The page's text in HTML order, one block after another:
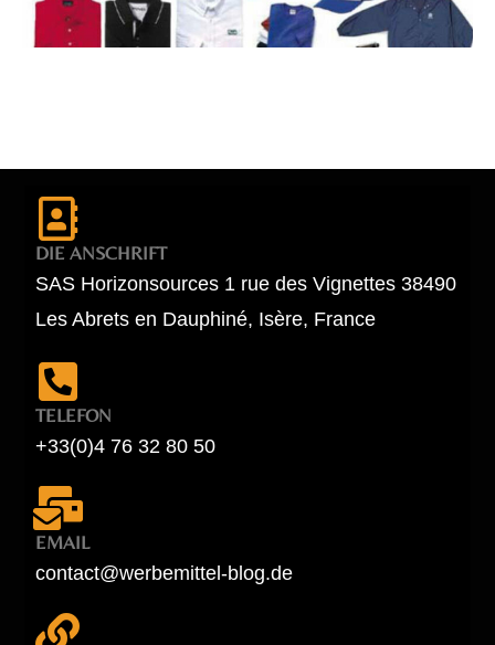
DIE ANSCHRIFT
SAS Horizonsources 1 rue des Vignettes 38490
Les Abrets en Dauphiné, Isère, France
TELEFON
+33(0)4 76 32 80 50
EMAIL
contact@werbemittel-blog.de